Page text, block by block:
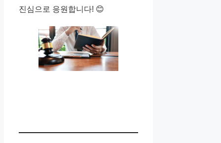
진심으로 응원합니다! 😊